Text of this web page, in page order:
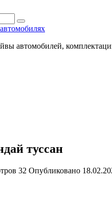
автомобилей,
туссан
32 Опубликовано